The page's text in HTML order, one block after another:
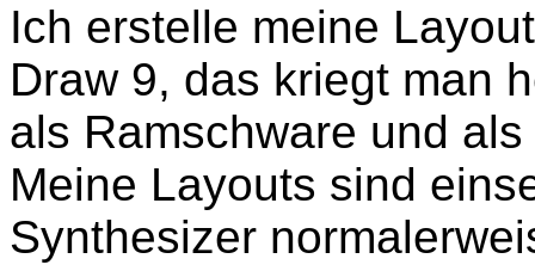
Ich erstelle meine
Draw 9, das kriegt man
als Ramschware und
Meine Layouts sind
Synthesizer